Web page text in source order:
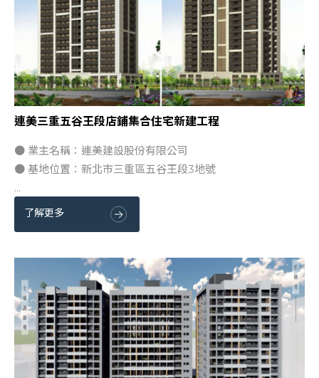
連美三重五谷王段店鋪集合住宅新建工程
● 業主名稱：連美建設股份有限公司
● 基地位置：新北市三重區五谷王段3地號
...
了解更多